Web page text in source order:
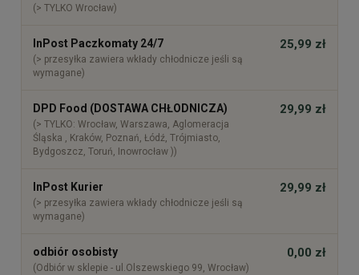
(> TYLKO Wrocław)
InPost Paczkomaty 24/7
(> przesyłka zawiera wkłady chłodnicze jeśli są
wymagane)
25,99 zł
DPD Food (DOSTAWA CHŁODNICZA)
(> TYLKO: Wrocław, Warszawa, Aglomeracja
Śląska , Kraków, Poznań, Łódź, Trójmiasto,
Bydgoszcz, Toruń, Inowrocław ))
29,99 zł
InPost Kurier
(> przesyłka zawiera wkłady chłodnicze jeśli są
wymagane)
29,99 zł
odbiór osobisty
(Odbiór w sklepie - ul.Olszewskiego 99, Wrocław)
0,00 zł